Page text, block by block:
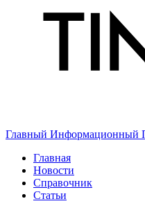
Главный Информационный
Главная
Новости
Справочник
Статьи